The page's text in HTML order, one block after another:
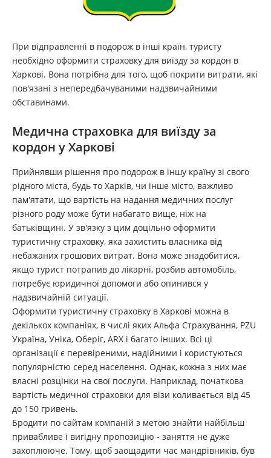
При відправленні в подорож в інші країн, туристу
необхідно оформити страховку для виїзду за кордон в
Харкові. Вона потрібна для того, щоб покрити витрати, які
пов'язані з непередбачуваними надзвичайними
обставинами.
Медична страховка для виїзду за
кордон у Харкові
Прийнявши рішення про подорож в іншу країну зі свого
рідного міста, будь то Харків, чи інше місто, важливо
пам'ятати, що вартість на надання медичних послуг
різного роду може бути набагато вище, ніж на
батьківщині. У зв'язку з цим доцільно оформити
туристичну страховку, яка захистить власника від
небажаних грошових витрат. Вона може знадобитися,
якщо турист потрапив до лікарні, розбив автомобіль,
потребує юридичної допомоги або опинився у
надзвичайній ситуації.
Оформити туристичну страховку в Харкові можна в
декількох компаніях, в числі яких Альфа Страхування, PZU
Україна, Уніка, Оберіг, ARX і багато інших. Всі ці
організації є перевіреними, надійними і користуються
популярністю серед населення. Однак, кожна з них має
власні розцінки на свої послуги. Наприклад, початкова
вартість медичної страховки для візи коливається від 45
до 150 гривень.
Бродити по сайтам компаній з метою знайти найбільш
привабливе і вигідну пропозицію - заняття не дуже
захоплююче. Тому, щоб заощадити час мандрівників, був